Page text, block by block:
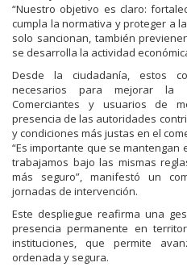
“Nuestro objetivo es claro:
cumpla la normativa y proteger a
solo sancionan, también
se desarrolla la actividad
Desde la ciudadanía, estos
necesarios para mejorar la
Comerciantes y usuarios de
presencia de las autoridades
y condiciones más justas en el
“Es importante que se
trabajamos bajo las mismas
más seguro”, manifestó un
jornadas de intervención.
Este despliegue reafirma una
presencia permanente en
instituciones, que permite
ordenada y segura.